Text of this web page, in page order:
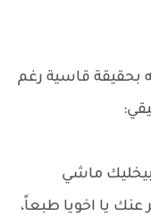
بحقيقة قاسية رغم
ماشي
يا اخويا طبعاً،